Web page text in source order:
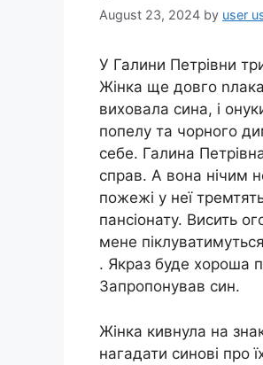
August 23, 2024 by user
У Галини Петрівни
Жінка ще довго
виховала сина, і
попелу та чорного
себе. Галина
справ. А вона нічим
пожежі у неї
пансіонату. Висить
мене
. Якраз буде хороша
Запропонував син.
Жінка кивнула на
нагадати синові про